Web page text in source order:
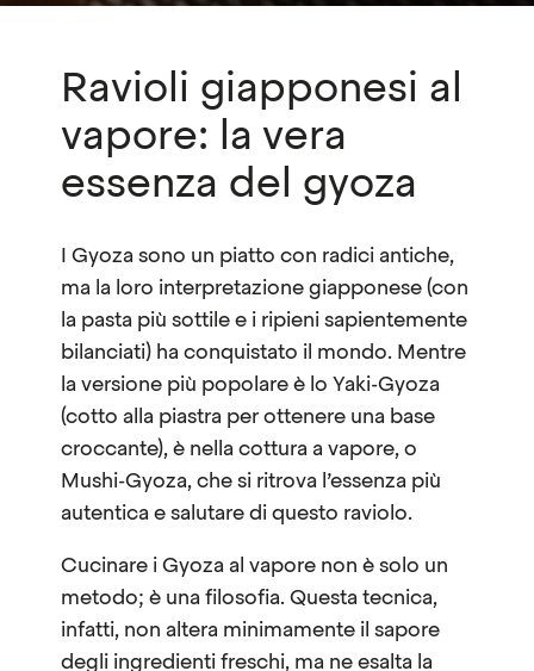
Ravioli giapponesi al
vapore: la vera
essenza del gyoza
I Gyoza sono un piatto con radici antiche,
ma la loro interpretazione giapponese (con
la pasta più sottile e i ripieni sapientemente
bilanciati) ha conquistato il mondo. Mentre
la versione più popolare è lo Yaki-Gyoza
(cotto alla piastra per ottenere una base
croccante), è nella cottura a vapore, o
Mushi-Gyoza, che si ritrova l’essenza più
autentica e salutare di questo raviolo.
Cucinare i Gyoza al vapore non è solo un
metodo; è una filosofia. Questa tecnica,
infatti, non altera minimamente il sapore
degli ingredienti freschi, ma ne esalta la